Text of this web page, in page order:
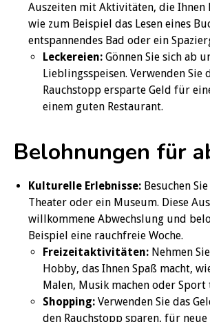
Auszeiten mit Aktivitäten, die Ihnen
wie zum Beispiel das Lesen eines
entspannendes Bad oder ein
Leckereien:Gönnen Sie sich ab
Lieblingsspeisen. Verwenden Sie
Rauchstopp ersparte Geld für
einem guten Restaurant.
Belohnungen für
Kulturelle Erlebnisse:Besuchen
Theater oder ein Museum. Diese
willkommene Abwechslung und
Beispiel eine rauchfreie Woche.
Freizeitaktivitäten:Nehmen
Hobby, das Ihnen Spaß macht,
Malen, Musik machen oder Sport
Shopping:Verwenden Sie das
den Rauchstopp sparen, für